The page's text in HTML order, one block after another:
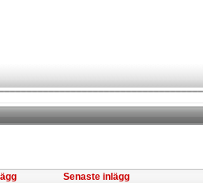
Senaste inlägg